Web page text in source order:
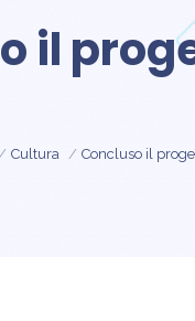
il
Cultura Concluso il